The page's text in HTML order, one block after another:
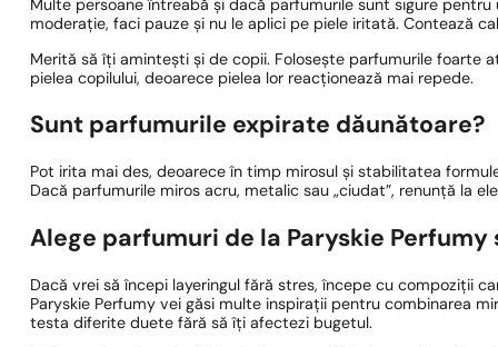
Multe persoane întreabă și dacă parfumurile sunt sigure
moderație, faci pauze și nu le aplici pe piele iritată. Contează
Merită să îți amintești și de copii. Folosește parfumurile foarte
pielea copilului, deoarece pielea lor reacționează mai repede.
Sunt parfumurile expirate dăunătoare?
Pot irita mai des, deoarece în timp mirosul și stabilitatea
Dacă parfumurile miros acru, metalic sau „ciudat”, renunță la
Alege parfumuri de la Paryskie
Dacă vrei să începi layeringul fără stres, începe cu compoziții
Paryskie Perfumy vei găsi multe inspirații pentru combinarea
testa diferite duete fără să îți afectezi bugetul.